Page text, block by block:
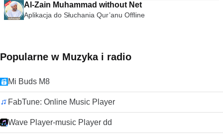
Al-Zain Muhammad without Net
Aplikacja do Słuchania Qur’anu Offline
Popularne w Muzyka i radio
Mi Buds M8
FabTune: Online Music Player
Wave Player-music Player dd